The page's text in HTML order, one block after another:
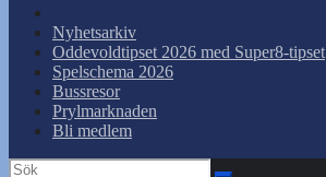
Nyhetsarkiv
Oddevoldtipset 2026 med Super8-tipset
Spelschema 2026
Bussresor
Prylmarknaden
Bli medlem